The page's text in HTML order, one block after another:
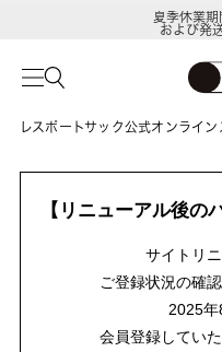
夏季休業
および発
レスポートサック公式オンライン
【リニューアル後の
サイトリ
ご登録状況の確
2025年
会員登録してい